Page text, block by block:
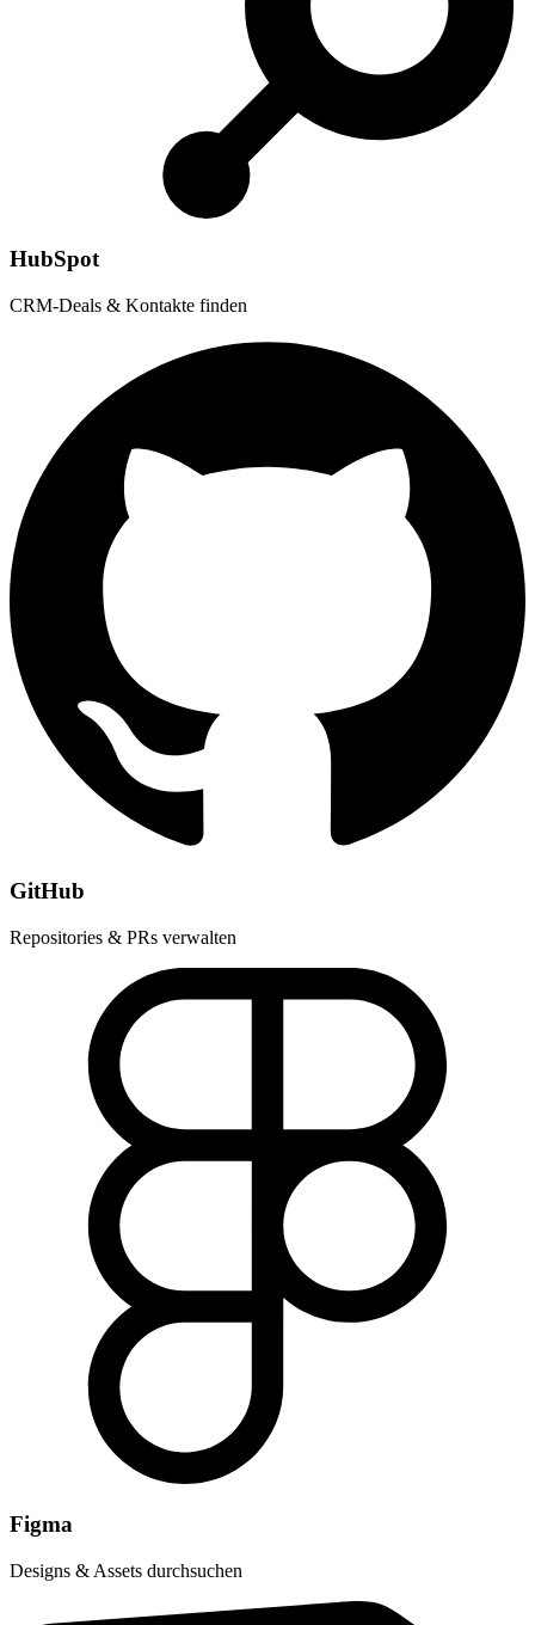
HubSpot
CRM-Deals & Kontakte finden
GitHub
Repositories & PRs verwalten
Figma
Designs & Assets durchsuchen